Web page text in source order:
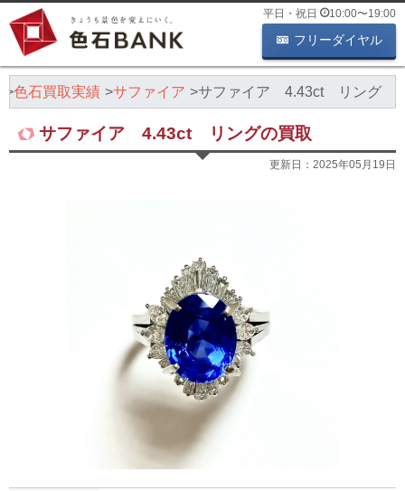
平日・祝日 10:00〜19:00
フリーダイヤル
色石買取実績 サファイア サファイア 4.43ct リング
サファイア 4.43ct リングの買取
更新日： 2025年05月19日